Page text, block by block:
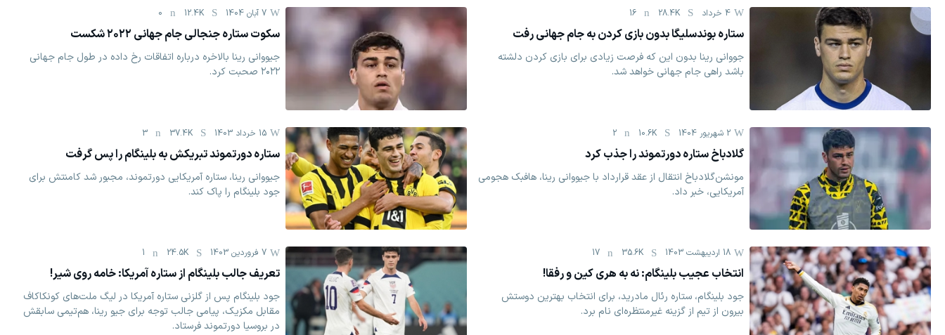
4 خرداد 28.4K
16
ستاره بوندسلیگا بدون بازی کردن به جام جهانی رفت
جووانی رینا بدون این که فرصت زیادی برای بازی کردن دلشته
باشد راهی جام جهانی خواهد شد.
7 آبان 1404 12.4K
0
سکوت ستاره جنجالی جام جهانی ۲۰۲۲ شکست
جیووانی رینا بالاخره درباره اتفاقات رخ داده در طول جام جهانی
۲۰۲۲ صحبت کرد.
2 شهریور 1404 10.6K
2
گلادباخ ستاره دورتموند را جذب کرد
مونشن‌گلادباخ انتقال از عقد قرارداد با جیووانی رینا، هافبک هجومی
آمریکایی، خبر داد.
15 خرداد 1403 37.4K
3
ستاره دورتموند تبریکش به بلینگام را پس گرفت
جیووانی رینا، ستاره آمریکایی دورتموند، مجبور شد کامنتش برای
جود بلینگام را پاک کند.
18 اردیبهشت 1403 35.6K
17
انتخاب عجیب بلینگام: نه به هری کین و رفقا!
جود بلینگام، ستاره رئال مادرید، برای انتخاب بهترین دوستش
بیرون از تیم از گزینه غیرمنتظره‌ای نام برد.
7 فروردين 1403 24.5K
1
تعریف جالب بلینگام از ستاره آمریکا: خامه روی شیر!
جود بلینگام پس از گلزنی ستاره آمریکا در لیگ ملت‌های کونکاکاف
مقابل مکزیک، پیامی جالب توجه برای جیو رینا، هم‌تیمی سابقش
در بروسیا دورتموند فرستاد.